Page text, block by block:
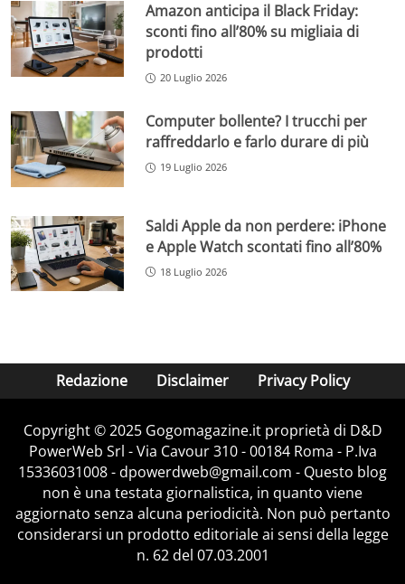
Amazon anticipa il Black Friday:
sconti fino all’80% su migliaia di
prodotti
20 Luglio 2026
Computer bollente? I trucchi per
raffreddarlo e farlo durare di più
19 Luglio 2026
Saldi Apple da non perdere: iPhone
e Apple Watch scontati fino all’80%
18 Luglio 2026
Redazione Disclaimer Privacy Policy
Copyright © 2025 Gogomagazine.it proprietà di D&D
PowerWeb Srl - Via Cavour 310 - 00184 Roma - P.Iva
15336031008 - dpowerdweb@gmail.com - Questo blog
non è una testata giornalistica, in quanto viene
aggiornato senza alcuna periodicità. Non può pertanto
considerarsi un prodotto editoriale ai sensi della legge
n. 62 del 07.03.2001